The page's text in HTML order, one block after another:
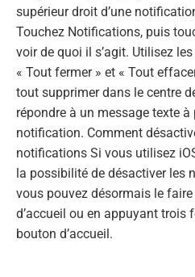
supérieur droit d’une
Touchez Notifications, puis
voir de quoi il s’agit. Utilisez
« Tout fermer » et « Tout
tout supprimer dans le centre
répondre à un message texte
notification. Comment
notifications Si vous utilisez
la possibilité de désactiver les
vous pouvez désormais le faire
d’accueil ou en appuyant trois
bouton d’accueil.